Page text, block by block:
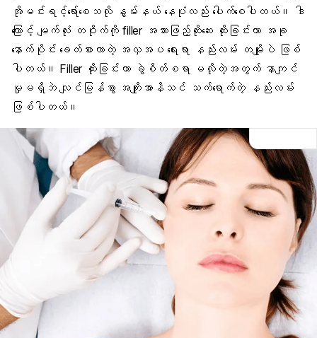
အိုမင်းရင့်ရော်စေသလို နွမ်းနယ် နေပုံလည်း ပေါက်စေပါတယ်။ ဒါ
ကြောင့် မျက်လုံး တဝိုက်ကို filler အသားဖြည့်ထိုးဆေ း ထိုးခြင်းဟာ အခု
နောက်ပိုင်း ခေတ်စားလာတဲ့ အလှအပ ရေးရာ နည်းလမ်း တမျိုးပဲ ဖြစ်
ပါတယ်။ Filler ထိုးခြင်းဟာ ခွဲစိတ်စရာ မလိုတဲ့အတွက် နာကျင်
မှုမရှိဘဲ လျင်မြန်စွာ အကျိုးအာနိသင် သက်ရောက်တဲ့ နည်းလမ်း
ဖြစ်ပါတယ်။